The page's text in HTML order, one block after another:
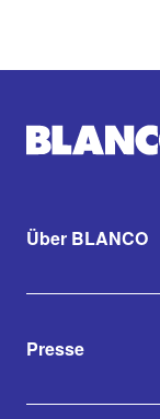
Über BLANCO
Presse